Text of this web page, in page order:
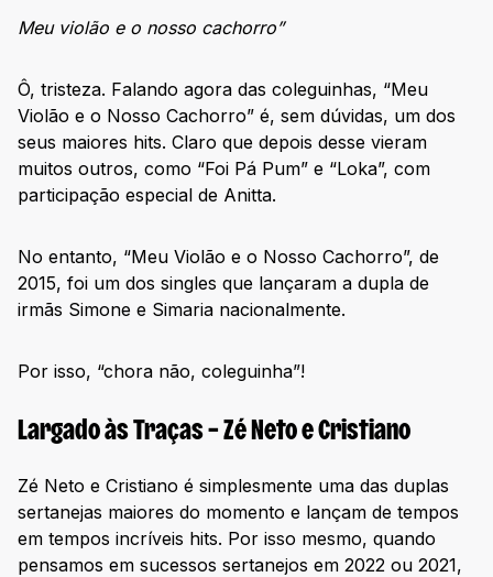
Meu violão e o nosso cachorro”
Ô, tristeza. Falando agora das coleguinhas, “Meu
Violão e o Nosso Cachorro” é, sem dúvidas, um dos
seus maiores hits. Claro que depois desse vieram
muitos outros, como “Foi Pá Pum” e “Loka”, com
participação especial de Anitta.
No entanto, “Meu Violão e o Nosso Cachorro”, de
2015, foi um dos singles que lançaram a dupla de
irmãs Simone e Simaria nacionalmente.
Por isso, “chora não, coleguinha”!
Largado às Traças – Zé Neto e Cristiano
Zé Neto e Cristiano é simplesmente uma das duplas
sertanejas maiores do momento e lançam de tempos
em tempos incríveis hits. Por isso mesmo, quando
pensamos em sucessos sertanejos em 2022 ou 2021,